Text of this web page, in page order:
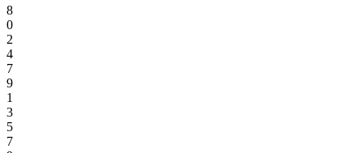
8
0
2
4
7
9
1
3
5
7